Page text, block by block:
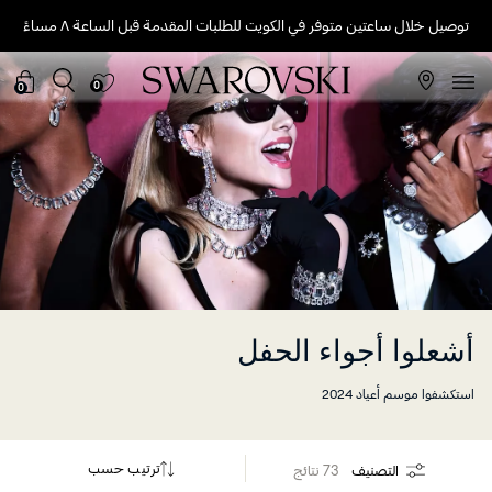
توصيل خلال ساعتين متوفر في الكويت للطلبات المقدمة قبل الساعة ٨ مساءً
0
0
أشعلوا أجواء الحفل
استكشفوا موسم أعياد 2024
التصنيف 73 نتائج ترتيب حسب